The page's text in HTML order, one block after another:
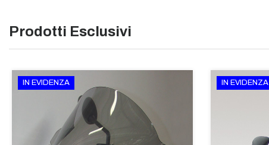
Prodotti Esclusivi
IN EVIDENZA IN EVIDENZA